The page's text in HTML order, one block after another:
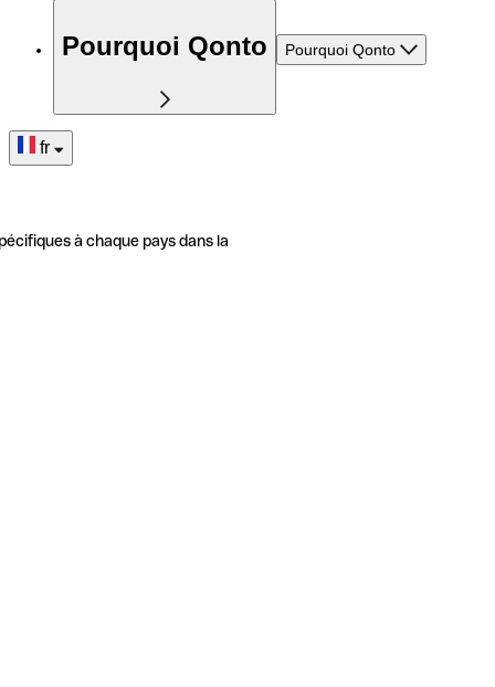
Pourquoi Qonto Pourquoi Qonto
fr
à chaque pays dans la